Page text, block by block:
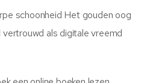
schoonheid Het gouden oog
als digitale vreemd